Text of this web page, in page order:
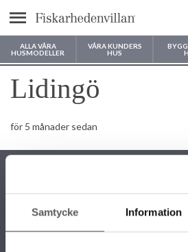
Samtycke Information
Meny
ALLA VÅRA
HUSMODELLER
VÅRA KUNDERS
HUS
Var vill du bygga
Lidingö
för 5 månader sedan
KONTAKTINFORMATION